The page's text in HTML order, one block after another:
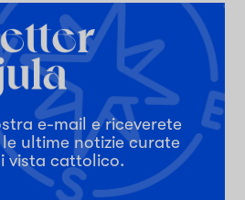
e-mail e riceverete
ultime notizie curate
vista cattolico.